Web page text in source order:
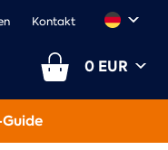
Kontakt
0 EUR